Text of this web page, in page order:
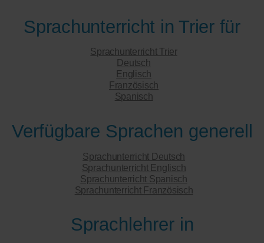
Sprachunterricht in Trier für
Sprachunterricht Trier
Deutsch
Englisch
Französisch
Spanisch
Verfügbare Sprachen generell
Sprachunterricht Deutsch
Sprachunterricht Englisch
Sprachunterricht Spanisch
Sprachunterricht Französisch
Sprachlehrer in